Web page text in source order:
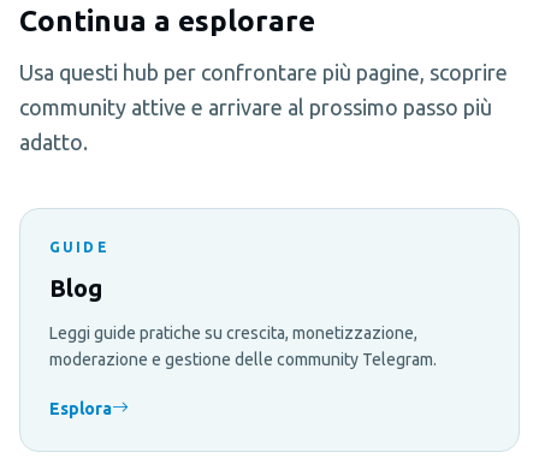
Continua a esplorare
Usa questi hub per confrontare più pagine, scoprire
community attive e arrivare al prossimo passo più
adatto.
GUIDE
Blog
Leggi guide pratiche su crescita, monetizzazione,
moderazione e gestione delle community Telegram.
Esplora